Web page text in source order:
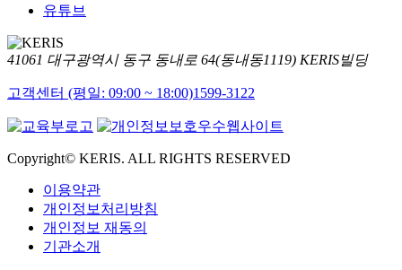
유튜브
41061 대구광역시 동구 동내로 64(동내동1119) KERIS빌딩
고객센터 (평일: 09:00 ~ 18:00)1599-3122
Copyright© KERIS. ALL RIGHTS RESERVED
이용약관
개인정보처리방침
개인정보 재동의
기관소개